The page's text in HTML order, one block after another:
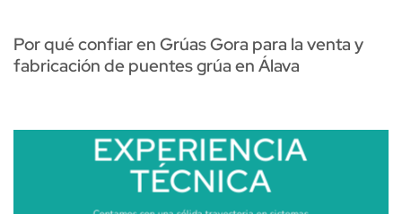
Por qué confiar en Grúas Gora para la venta y
fabricación de puentes grúa en Álava
EXPERIENCIA
TÉCNICA